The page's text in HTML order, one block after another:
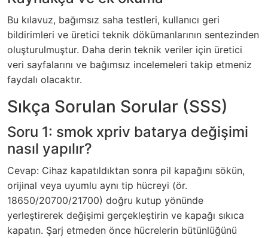
Bu kılavuz, bağımsız saha testleri, kullanıcı geri
bildirimleri ve üretici teknik dökümanlarının sentezinden
oluşturulmuştur. Daha derin teknik veriler için üretici
veri sayfalarını ve bağımsız incelemeleri takip etmeniz
faydalı olacaktır.
Sıkça Sorulan Sorular (SSS)
Soru 1: smok xpriv batarya değişimi
nasıl yapılır?
Cevap: Cihaz kapatıldıktan sonra pil kapağını sökün,
orijinal veya uyumlu aynı tip hücreyi (ör.
18650/20700/21700) doğru kutup yönünde
yerleştirerek değişimi gerçekleştirin ve kapağı sıkıca
kapatın. Şarj etmeden önce hücrelerin bütünlüğünü